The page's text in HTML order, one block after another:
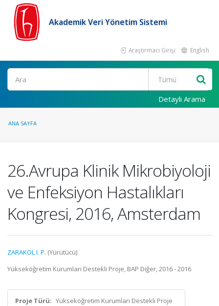
Akademik Veri Yönetim Sistemi
Araştırmacı Girişi English
Ara
Detaylı Arama
ANA SAYFA
26.Avrupa Klinik Mikrobiyoloji
ve Enfeksiyon Hastalıkları
Kongresi, 2016, Amsterdam
ZARAKOL I. P. (Yürütücü)
Yükseköğretim Kurumları Destekli Proje, BAP Diğer, 2016 - 2016
Proje Türü: Yükseköğretim Kurumları Destekli Proje